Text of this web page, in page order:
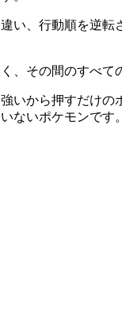
、行動順を逆
その間のすべて
から押すだけ
いポケモンで